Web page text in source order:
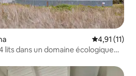
Évaluation
4,91 (11)
lits dans un domaine écologique